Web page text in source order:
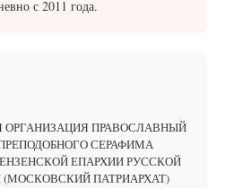
с 2011 года.
ПРАВОСЛАВНЫЙ
СЕРАФИМА
ЕПАРХИИ РУССКОЙ
ПАТРИАРХАТ)